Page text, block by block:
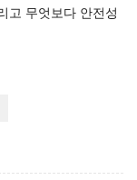
고 무엇보다 안전성